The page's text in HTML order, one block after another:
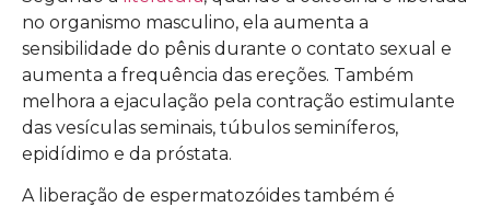
no organismo masculino, ela aumenta a
sensibilidade do pênis durante o contato sexual e
aumenta a frequência das ereções. Também
melhora a ejaculação pela contração estimulante
das vesículas seminais, túbulos seminíferos,
epidídimo e da próstata.
A liberação de espermatozóides também é